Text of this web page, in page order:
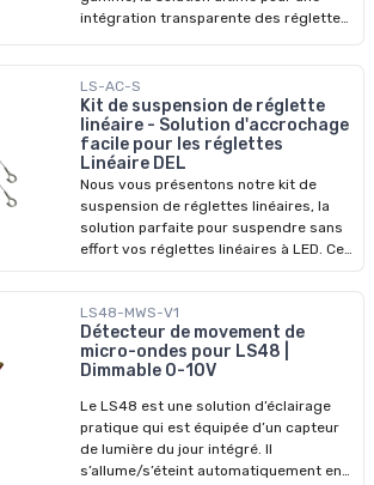
intégration transparente des réglettes
qualité, ce kit vous permet de
connecter sans effort plusieurs
réglettes pour une expérience
d'éclairage continue et uniforme.
Conçu pour les applications
professionnelles et de bricolage, notre
kit de connexion garantit une connexion
sûre et fiable, éliminant tout espace ou
point sombre. Améliorez votre
solution d'éclairage sans faille.
LS-AC-S
Kit de suspension de réglette
linéaire - Solution d'accrochage
facile pour les réglettes
Linéaire DEL
Nous vous présentons notre kit de
suspension de réglettes linéaires, la
solution parfaite pour suspendre sans
effort vos réglettes linéaires à LED. Ce
installation d'éclairage avec style et
commodité. Conçu pour les
applications commerciales et
résidentielles, notre kit de suspension
offre stabilité et flexibilité pour obtenir
les angles d'éclairage souhaités. Grâce
à sa construction de haute qualité et à
ses composants réglables, vous
LS48-MWS-V1
Détecteur de movement de
micro-ondes pour LS48 |
Dimmable 0-10V
Le LS48 est une solution d’éclairage
pratique qui est équipée d’un capteur
de lumière du jour intégré. Il
s’allume/s’éteint automatiquement en